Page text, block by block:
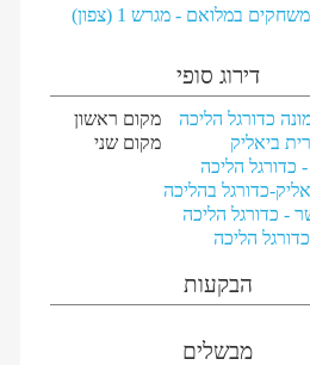
במלואם - מגרש 1 (צפון)
דירוג סופי
כדורגל הליכה
מקום ראשון
ביאליק
מקום שני
כדורגל הליכה
כדורגל בהליכה
- כדורגל הליכה
הליכה
הבקעות
מבשלים